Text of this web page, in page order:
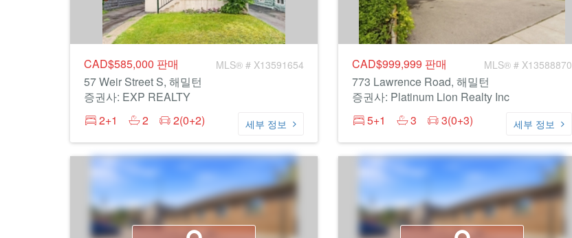
CAD$585,000 판매 MLS® # X13591654
57 Weir Street S, 해밀턴
증권사: EXP REALTY
2+1
2 2(0+2) 세부 정보
CAD$999,999 판매 MLS® # X13588870
773 Lawrence Road, 해밀턴
증권사: Platinum Lion Realty Inc
5+1
3 3(0+3) 세부 정보